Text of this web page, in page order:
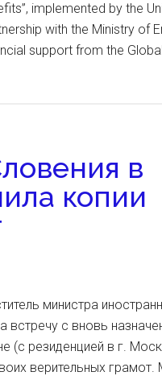
implemented by the
with the Ministry of
support from the
в
копии
министра
с вновь
(с резиденцией в г.
верительных